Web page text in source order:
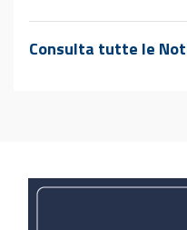
Consulta tutte le